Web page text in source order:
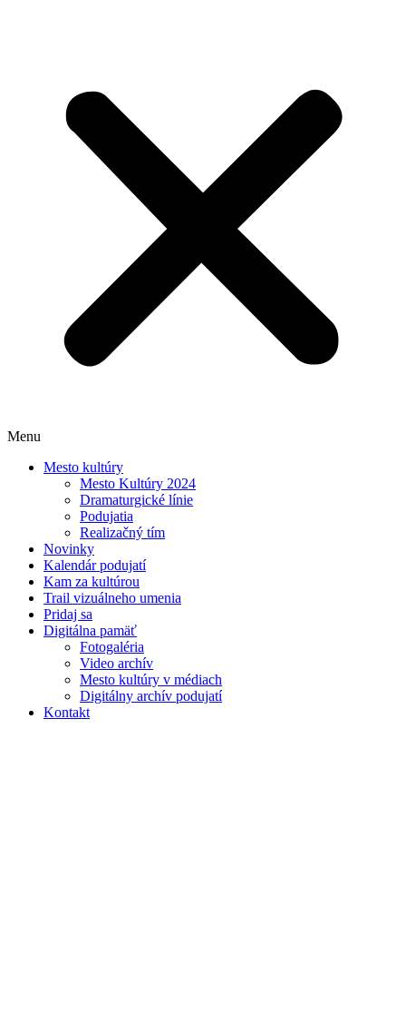
Menu
Mesto kultúry
Mesto Kultúry 2024
Dramaturgické línie
Podujatia
Realizačný tím
Novinky
Kalendár podujatí
Kam za kultúrou
Trail vizuálneho umenia
Pridaj sa
Digitálna pamäť
Fotogaléria
Video archív
Mesto kultúry v médiach
Digitálny archív podujatí
Kontakt